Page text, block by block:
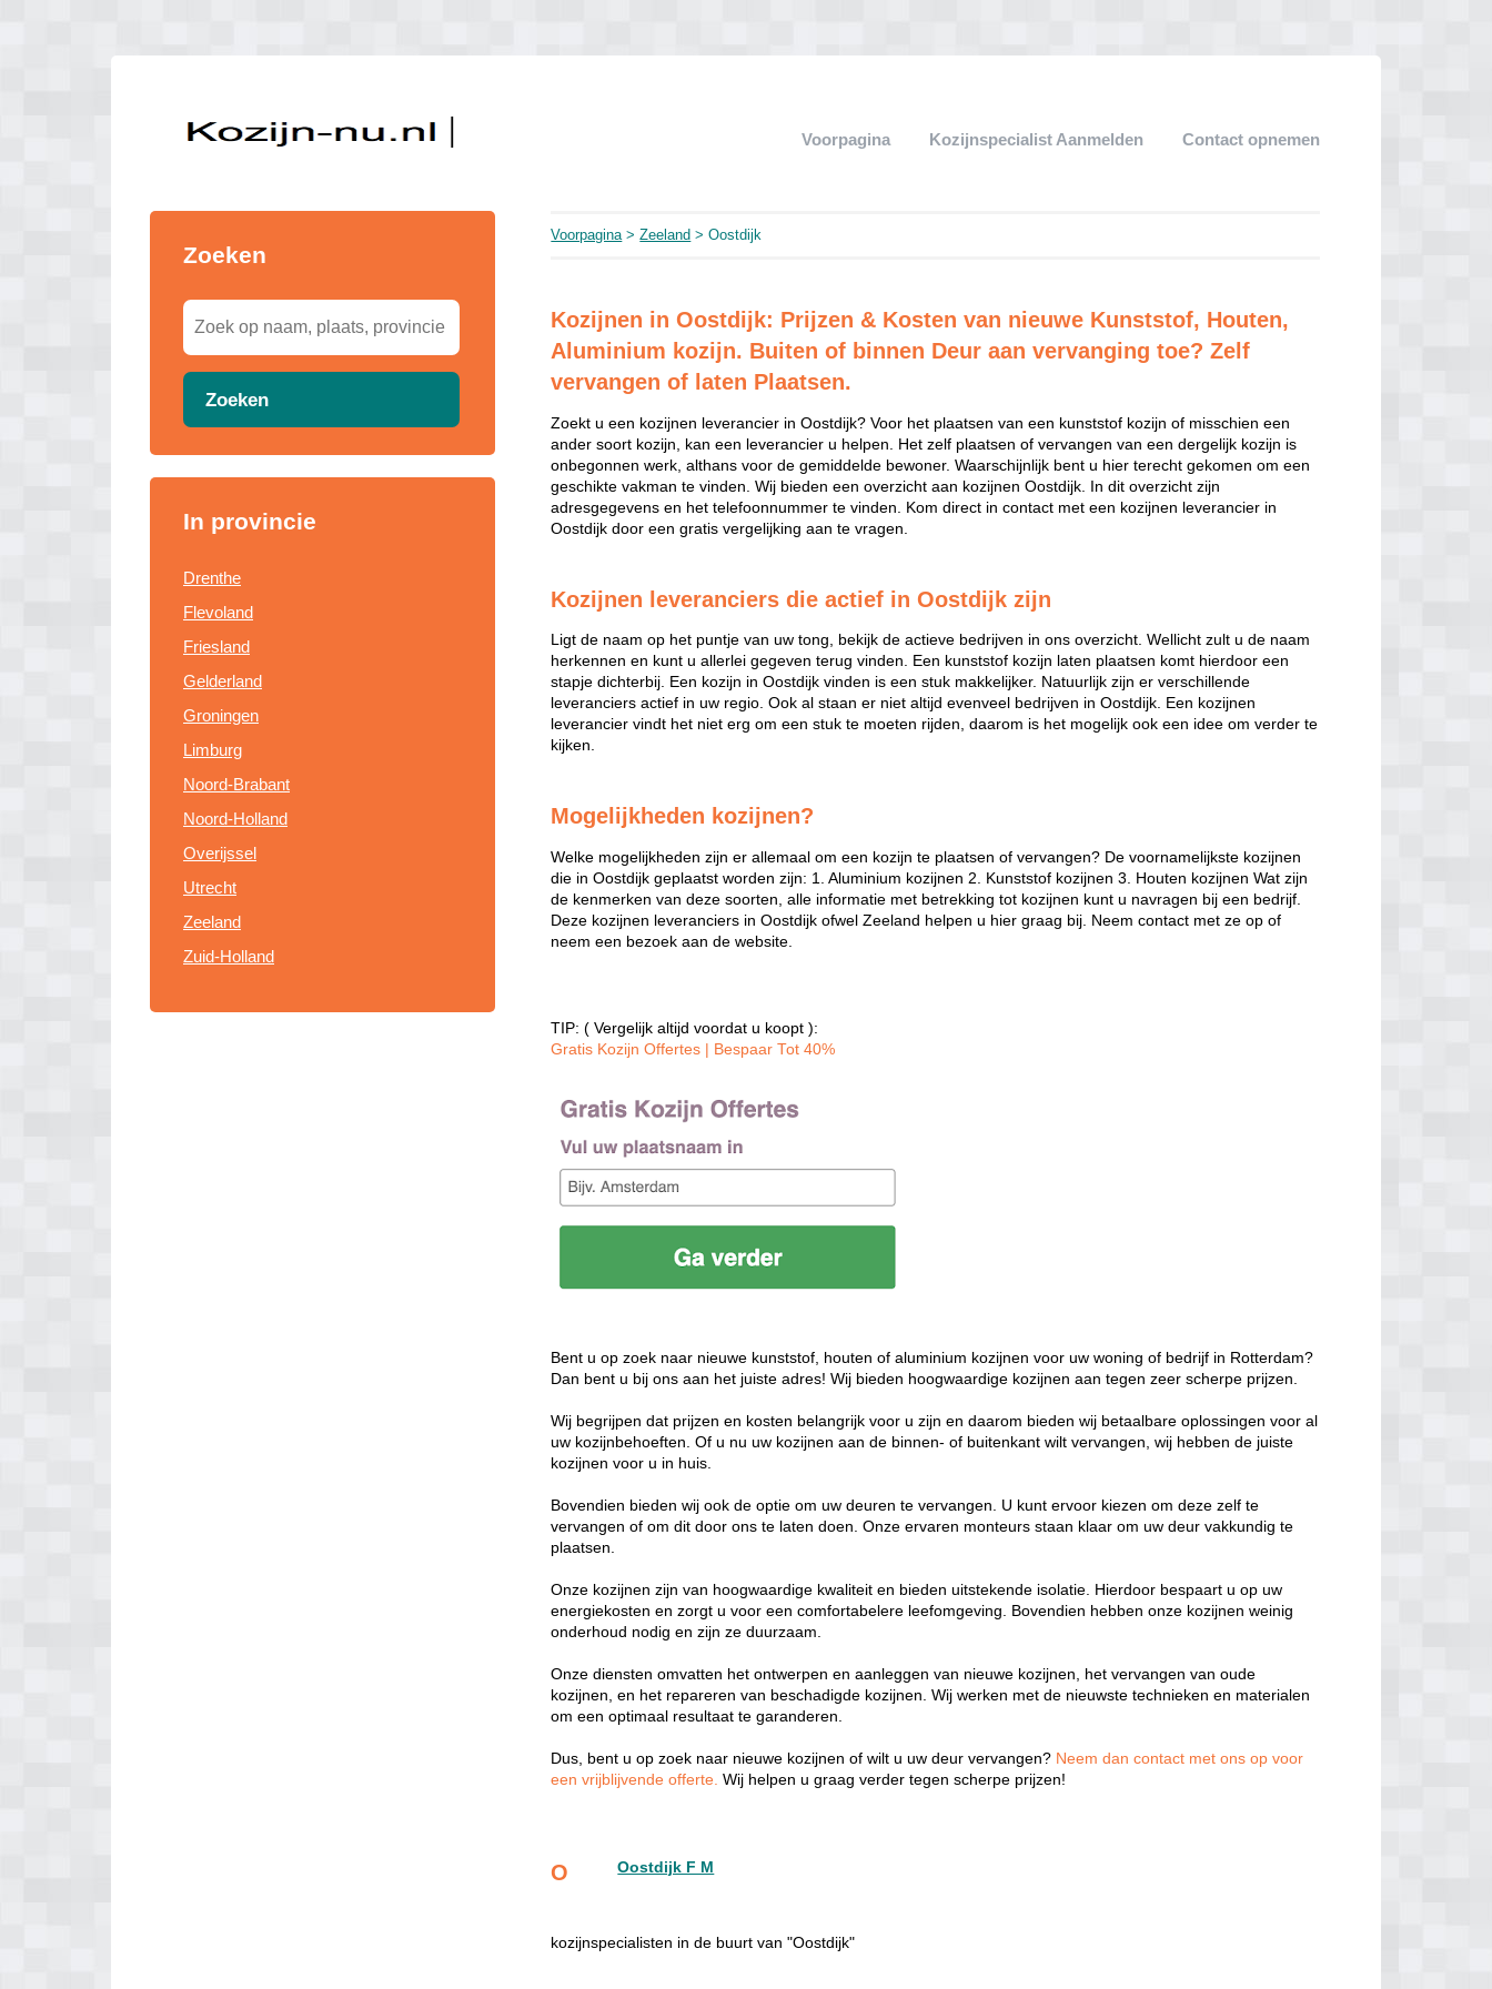
Voorpagina Kozijnspecialist Aanmelden Contact opnemen
Zoeken
Zoeken
In provincie
Drenthe
Flevoland
Friesland
Gelderland
Groningen
Limburg
Noord-Brabant
Noord-Holland
Overijssel
Utrecht
Zeeland
Zuid-Holland
Voorpagina>Zeeland > Oostdijk
Kozijnen in Oostdijk: Prijzen & Kosten van nieuwe Kunststof, Houten,
Aluminium kozijn. Buiten of binnen Deur aan vervanging toe? Zelf
vervangen of laten Plaatsen.
Zoekt u een kozijnen leverancier in Oostdijk? Voor het plaatsen van een kunststof kozijn of misschien een
ander soort kozijn, kan een leverancier u helpen. Het zelf plaatsen of vervangen van een dergelijk kozijn is
onbegonnen werk, althans voor de gemiddelde bewoner. Waarschijnlijk bent u hier terecht gekomen om een
geschikte vakman te vinden. Wij bieden een overzicht aan kozijnen Oostdijk. In dit overzicht zijn
adresgegevens en het telefoonnummer te vinden. Kom direct in contact met een kozijnen leverancier in
Oostdijk door een gratis vergelijking aan te vragen.
Kozijnen leveranciers die actief in Oostdijk zijn
Ligt de naam op het puntje van uw tong, bekijk de actieve bedrijven in ons overzicht. Wellicht zult u de naam
herkennen en kunt u allerlei gegeven terug vinden. Een kunststof kozijn laten plaatsen komt hierdoor een
stapje dichterbij. Een kozijn in Oostdijk vinden is een stuk makkelijker. Natuurlijk zijn er verschillende
leveranciers actief in uw regio. Ook al staan er niet altijd evenveel bedrijven in Oostdijk. Een kozijnen
leverancier vindt het niet erg om een stuk te moeten rijden, daarom is het mogelijk ook een idee om verder te
kijken.
Mogelijkheden kozijnen?
Welke mogelijkheden zijn er allemaal om een kozijn te plaatsen of vervangen? De voornamelijkste kozijnen
die in Oostdijk geplaatst worden zijn: 1. Aluminium kozijnen 2. Kunststof kozijnen 3. Houten kozijnen Wat zijn
de kenmerken van deze soorten, alle informatie met betrekking tot kozijnen kunt u navragen bij een bedrijf.
Deze kozijnen leveranciers in Oostdijk ofwel Zeeland helpen u hier graag bij. Neem contact met ze op of
neem een bezoek aan de website.
TIP: ( Vergelijk altijd voordat u koopt ):
Gratis Kozijn Offertes | Bespaar Tot 40%‎
Bent u op zoek naar nieuwe kunststof, houten of aluminium kozijnen voor uw woning of bedrijf in Rotterdam?
Dan bent u bij ons aan het juiste adres! Wij bieden hoogwaardige kozijnen aan tegen zeer scherpe prijzen.
Wij begrijpen dat prijzen en kosten belangrijk voor u zijn en daarom bieden wij betaalbare oplossingen voor al
uw kozijnbehoeften. Of u nu uw kozijnen aan de binnen- of buitenkant wilt vervangen, wij hebben de juiste
kozijnen voor u in huis.
Bovendien bieden wij ook de optie om uw deuren te vervangen. U kunt ervoor kiezen om deze zelf te
vervangen of om dit door ons te laten doen. Onze ervaren monteurs staan klaar om uw deur vakkundig te
plaatsen.
Onze kozijnen zijn van hoogwaardige kwaliteit en bieden uitstekende isolatie. Hierdoor bespaart u op uw
energiekosten en zorgt u voor een comfortabelere leefomgeving. Bovendien hebben onze kozijnen weinig
onderhoud nodig en zijn ze duurzaam.
Onze diensten omvatten het ontwerpen en aanleggen van nieuwe kozijnen, het vervangen van oude
kozijnen, en het repareren van beschadigde kozijnen. Wij werken met de nieuwste technieken en materialen
om een optimaal resultaat te garanderen.
Dus, bent u op zoek naar nieuwe kozijnen of wilt u uw deur vervangen? Neem dan contact met ons op voor
een vrijblijvende offerte.Wij helpen u graag verder tegen scherpe prijzen!
O Oostdijk F M
kozijnspecialisten in de buurt van "Oostdijk"